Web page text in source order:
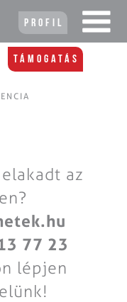
Profil
Támogatás
az
77 23
lépjen